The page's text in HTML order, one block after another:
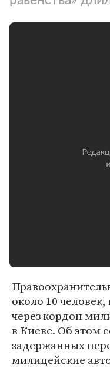
около 10
через кордон
в Киеве. Об этом
задержанных
милицейские